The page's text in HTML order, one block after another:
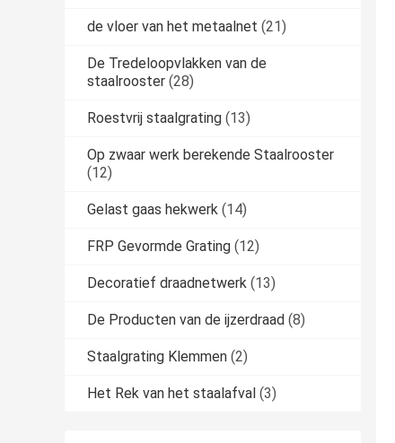
de vloer van het metaalnet (21)
De Tredeloopvlakken van de
staalrooster (28)
Roestvrij staalgrating (13)
Op zwaar werk berekende Staalrooster
(12)
Gelast gaas hekwerk (14)
FRP Gevormde Grating (12)
Decoratief draadnetwerk (13)
De Producten van de ijzerdraad (8)
Staalgrating Klemmen (2)
Het Rek van het staalafval (3)